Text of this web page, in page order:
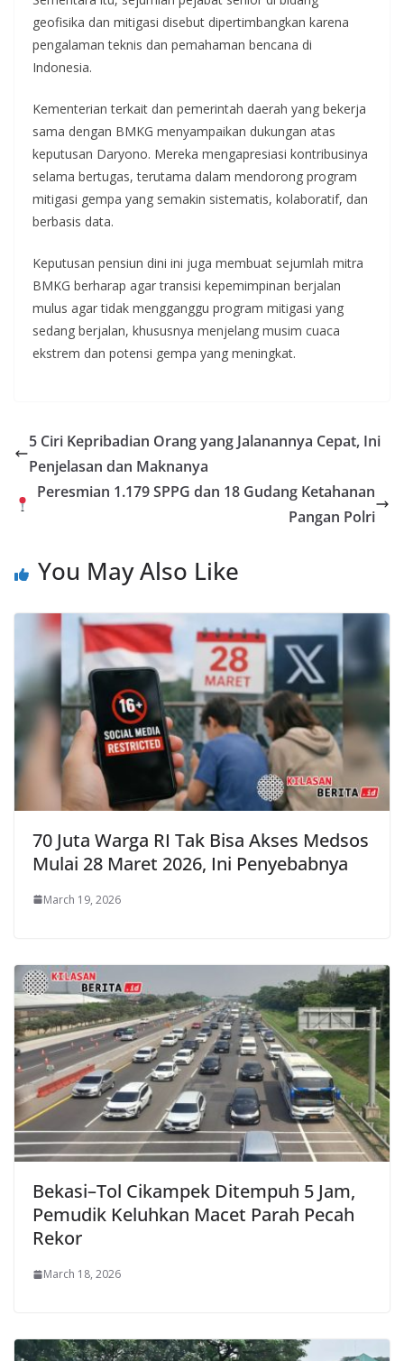
geofisika dan mitigasi disebut dipertimbangkan karena
pengalaman teknis dan pemahaman bencana di
Indonesia.
Kementerian terkait dan pemerintah daerah yang bekerja
sama dengan BMKG menyampaikan dukungan atas
keputusan Daryono. Mereka mengapresiasi kontribusinya
selama bertugas, terutama dalam mendorong program
mitigasi gempa yang semakin sistematis, kolaboratif, dan
berbasis data.
Keputusan pensiun dini ini juga membuat sejumlah mitra
BMKG berharap agar transisi kepemimpinan berjalan
mulus agar tidak mengganggu program mitigasi yang
sedang berjalan, khususnya menjelang musim cuaca
ekstrem dan potensi gempa yang meningkat.
5 Ciri Kepribadian Orang yang Jalanannya Cepat, Ini
Penjelasan dan Maknanya
Peresmian 1.179 SPPG dan 18 Gudang Ketahanan
Pangan Polri
You May Also Like
70 Juta Warga RI Tak Bisa Akses Medsos
Mulai 28 Maret 2026, Ini Penyebabnya
March 19, 2026
Bekasi–Tol Cikampek Ditempuh 5 Jam,
Pemudik Keluhkan Macet Parah Pecah
Rekor
March 18, 2026